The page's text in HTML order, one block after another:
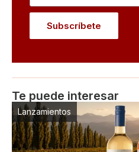
Te puede interesar
Lanzamientos